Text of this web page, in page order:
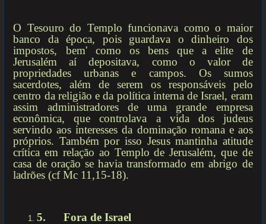
O Tesouro do Templo funcionava como o maior
banco da época, pois guardava o dinheiro dos
impostos, bem' como os bens que a elite de
Jerusalém aí depositava, como o valor de
propriedades urbanas e campos. Os sumos
sacerdotes, além de serem os responsáveis pelo
centro da religião e da política interna de Israel, eram
assim administradores de uma grande empresa
econômica, que controlava a vida dos judeus
servindo aos interesses da dominação romana e aos
próprios. Também por isso Jesus mantinha atitude
crítica em relação ao Templo de Jerusalém, que de
casa de oração se havia transformado em abrigo de
ladrões (cf Mc 11,15-18).
5.Fora de Israel